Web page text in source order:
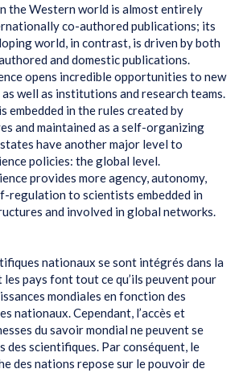
the Western world is almost entirely
co-authored publications; its
world, in contrast, is driven by both
and domestic publications.
opens incredible opportunities to new
well as institutions and research teams.
embedded in the rules created by
and maintained as a self-organizing
have another major level to
policies: the global level.
provides more agency, autonomy,
regulation to scientists embedded in
and involved in global networks.
nationaux se sont intégrés dans la
les pays font tout ce qu’ils peuvent pour
mondiales en fonction des
nationaux. Cependant, l’accès et
du savoir mondial ne peuvent se
des scientifiques. Par conséquent, le
des nations repose sur le pouvoir de